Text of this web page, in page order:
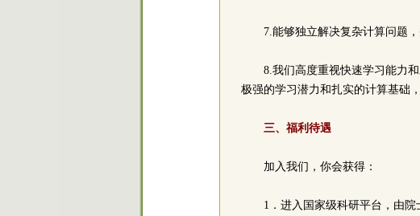
7.能够独立解决复杂计算问题
8.我们高度重视快速学习能力
极强的学习潜力和扎实的计算基础
三、福利待遇
加入我们，你会获得：
1．进入国家级科研平台，由